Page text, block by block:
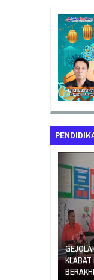
KLABAT